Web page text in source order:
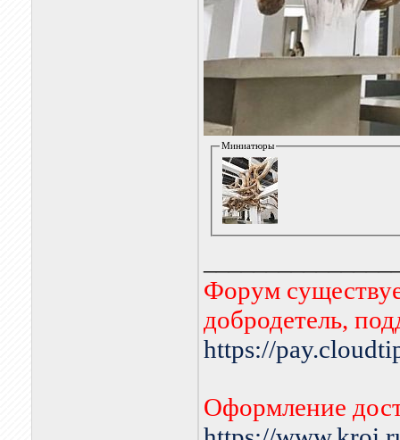
Миниатюры
Форум
добродетель,
https://
Оформление